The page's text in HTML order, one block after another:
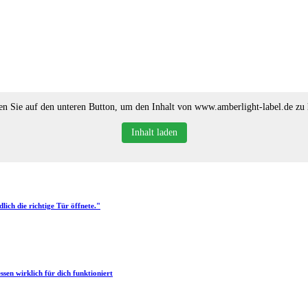
Sie auf den unteren Button, um den Inhalt von www.amberlight-label.de zu
Inhalt laden
die richtige Tür öffnete."
wirklich für dich funktioniert